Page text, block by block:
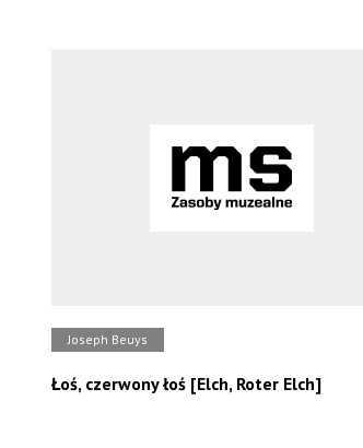
Joseph Beuys
Łoś, czerwony łoś [Elch, Roter Elch]